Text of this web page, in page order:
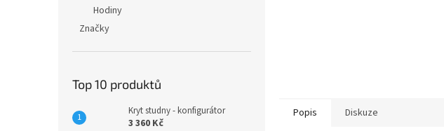
Hodiny
Značky
Top 10 produktů
Kryt studny - konfigurátor
3 360 Kč
Popis Diskuze